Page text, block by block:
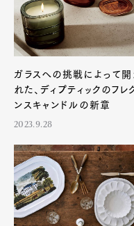
ガラスへの挑戦によって開
れた、ディプティックのフレ
ンスキャンドルの新章
2023.9.28